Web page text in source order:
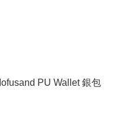
PU Wallet 銀包